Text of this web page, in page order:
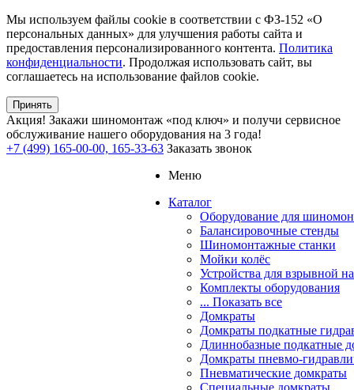
Мы используем файлы cookie в соответствии с ФЗ-152 «О
персональных данных» для улучшения работы сайта и
предоставления персонализированного контента. Политика
конфиденциальности. Продолжая использовать сайт, вы
соглашаетесь на использование файлов cookie.
Принять
Акция! Закажи шиномонтаж «под ключ» и получи сервисное
обслуживание нашего оборудования на 3 года!
+7 (499) 165-00-00, 165-33-63 Заказать звонок
Меню
Каталог
Оборудование для
Балансировочные стенды
Шиномонтажные станки
Мойки колёс
Устройства для взрывной
Комплекты оборудования
... Показать все
Домкраты
Домкраты подкатные
Длиннобазные подкатные
Домкраты пневмо-
Пневматические домкраты
Специальные домкраты